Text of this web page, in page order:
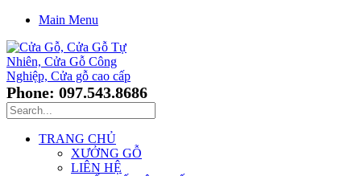
Main Menu
Phone: 097.543.8686
TRANG CHỦ
XƯỞNG GỖ
LIÊN HỆ